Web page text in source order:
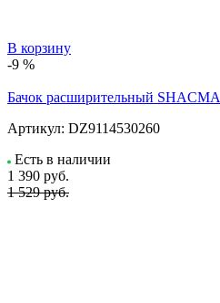
В корзину
-9 %
Бачок расширительный
Артикул: DZ9114530260
Есть в наличии
1 390 руб.
1 529 руб.